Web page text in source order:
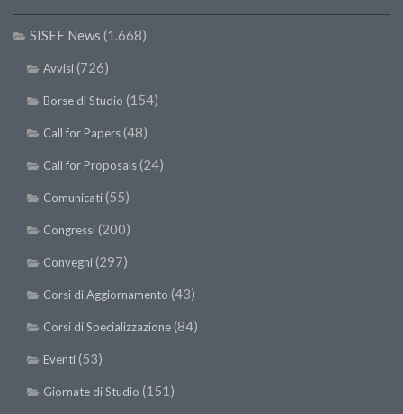
SISEF News (1.668)
Avvisi(726)
Borse di Studio (154)
Call for Papers(48)
Call for Proposals(24)
Comunicati(55)
Congressi(200)
Convegni(297)
Corsi di Aggiornamento (43)
Corsi di Specializzazione(84)
Eventi(53)
Giornate di Studio (151)